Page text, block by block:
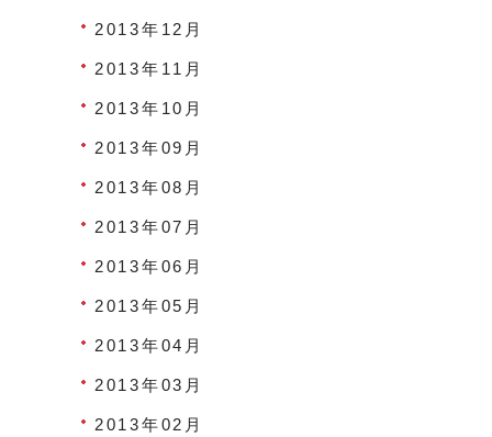
2013年12月
2013年11月
2013年10月
2013年09月
2013年08月
2013年07月
2013年06月
2013年05月
2013年04月
2013年03月
2013年02月